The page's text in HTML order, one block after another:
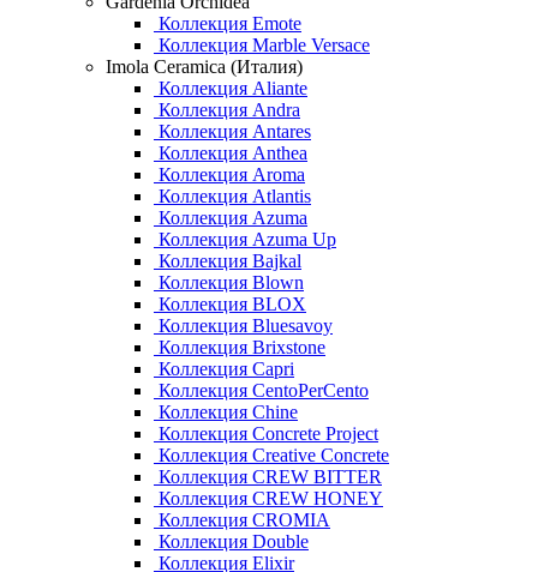
Коллекция Emote
Коллекция Marble Versace
Imola Ceramica (Италия)
Коллекция Aliante
Коллекция Andra
Коллекция Antares
Коллекция Anthea
Коллекция Aroma
Коллекция Atlantis
Коллекция Azuma
Коллекция Azuma Up
Коллекция Bajkal
Коллекция Blown
Коллекция BLOX
Коллекция Bluesavoy
Коллекция Brixstone
Коллекция Capri
Коллекция CentoPerCento
Коллекция Chine
Коллекция Concrete Project
Коллекция Creative Concrete
Коллекция CREW BITTER
Коллекция CREW HONEY
Коллекция CROMIA
Коллекция Double
Коллекция Elixir